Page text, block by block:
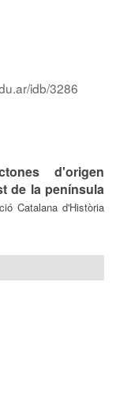
idb/3286
d'origen
de la península
Catalana d'Història